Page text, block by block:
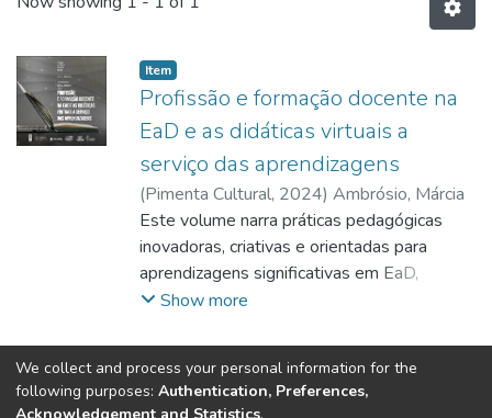
Item
Profissão e formação docente na
EaD e as didáticas virtuais a
serviço das aprendizagens
(Pimenta Cultural, 2024) Ambrósio, Márcia
Este volume narra práticas pedagógicas
inovadoras, criativas e orientadas para
aprendizagens significativas em EaD,
implementadas na UFOP. Detalha nossa
tecnológica e a execução em ambientes
virtuais, examinando os processos e
resultados dessas disciplinas por meio de
Show more
Tribunal de Justiça do Estado do Ceará
We collect and process your personal information for the
following purposes: Authentication, Preferences,